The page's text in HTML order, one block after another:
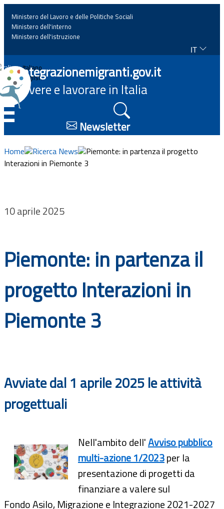
Home
News
Approfondimenti
Eventi
Progetti
Bandi
Guide
Ministero del Lavoro e delle Politiche Sociali
Ministero dell'interno
Ministero dell'istruzione
IT
Italiano
English
Integrazionemigranti.gov.it
Vivere e lavorare in Italia
Newsletter
Home Ricerca News
Piemonte: in partenza il progetto
Interazioni in Piemonte 3
10 aprile 2025
Piemonte: in partenza il
progetto Interazioni in
Piemonte 3
Avviate dal 1 aprile 2025 le attività
progettuali
Nell'ambito dell'Avviso pubblico
multi-azione 1/2023per la
presentazione di progetti da
finanziare a valere sul
Fondo Asilo, Migrazione e Integrazione 2021-2027